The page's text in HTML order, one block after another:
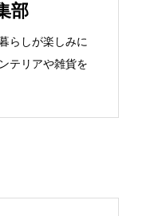
部
らしが楽しみに
テリアや雑貨を